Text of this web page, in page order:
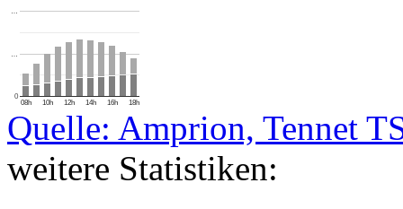
08h 10h 12h 14h 16h 18h
0
…
…
Quelle: Amprion, Tennet
weitere Statistiken: